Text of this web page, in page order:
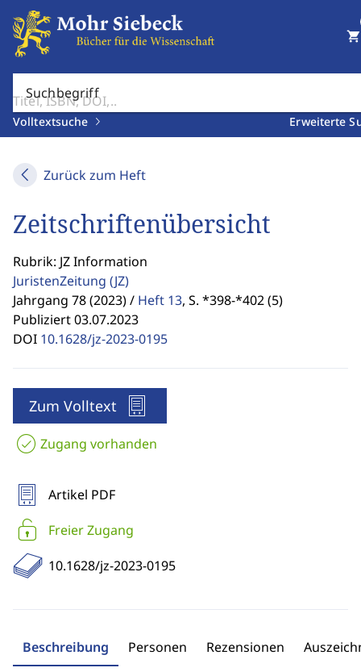
Suchbegriff
Volltextsuche Erweiterte
shopping_cart
Zurück zum Heft
Zeitschriftenübersicht
Rubrik: JZ Information
JuristenZeitung (JZ)
Jahrgang 78 (2023) / Heft 13, S. *398-*402 (5)
Publiziert 03.07.2023
DOI 10.1628/jz-2023-0195
Zum Volltext
Zugang vorhanden
Artikel PDF
Freier Zugang
10.1628/jz-2023-0195
Beschreibung Personen Rezensionen